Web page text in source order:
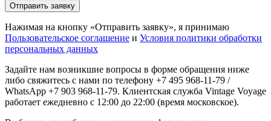
Отправить заявку
Нажимая на кнопку «Отправить заявку», я принимаю
Пользовательское соглашение и Условия политики обработки
персональных данных
Задайте нам возникшие вопросы в форме обращения ниже
либо свяжитесь с нами по телефону +7 495 968-11-79 /
WhatsApp +7 903 968-11-79. Клиентская служба Vintage Voyage
работает ежедневно с 12:00 до 22:00 (время московское).